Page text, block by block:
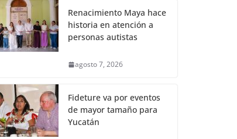
Renacimiento Maya hace
historia en atención a
personas autistas
agosto 7, 2026
Fideture va por eventos
de mayor tamaño para
Yucatán